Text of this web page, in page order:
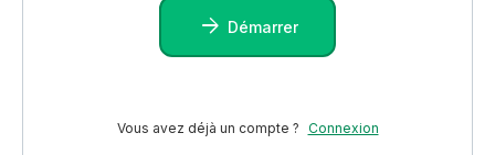
Démarrer
Vous avez déjà un compte ? Connexion